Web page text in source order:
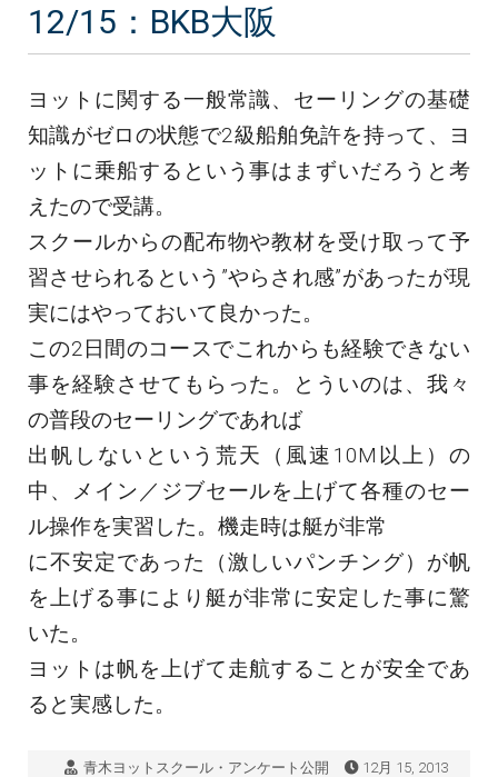
12/15：BKB大阪
ヨットに関する一般常識、セーリングの基礎
知識がゼロの状態で2級船舶免許を持って、ヨ
ットに乗船するという事はまずいだろうと考
えたので受講。
スクールからの配布物や教材を受け取って予
習させられるという”やらされ感”があったが現
実にはやっておいて良かった。
この2日間のコースでこれからも経験できない
事を経験させてもらった。とういのは、我々
の普段のセーリングであれば
出帆しないという荒天（風速10M以上）の
中、メイン／ジブセールを上げて各種のセー
ル操作を実習した。機走時は艇が非常
に不安定であった（激しいパンチング）が帆
を上げる事により艇が非常に安定した事に驚
いた。
ヨットは帆を上げて走航することが安全であ
ると実感した。
青木ヨットスクール・アンケート公開
12月 15, 2013